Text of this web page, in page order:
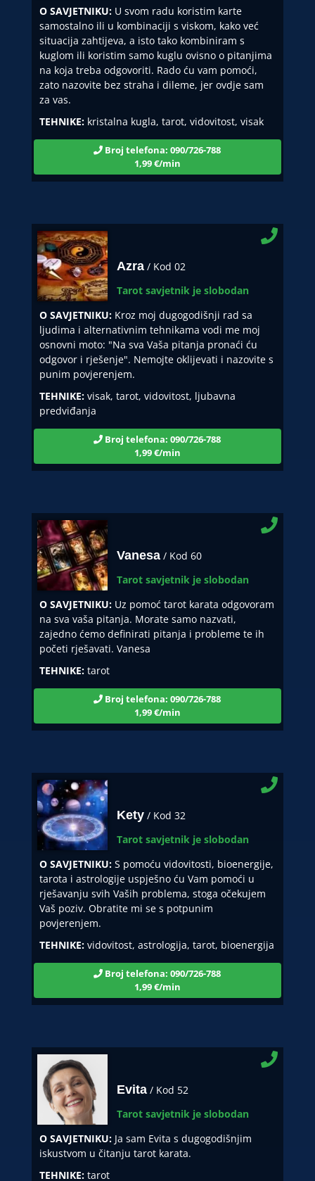
O SAVJETNIKU:U svom radu koristim karte
samostalno ili u kombinaciji s viskom, kako već
situacija zahtijeva, a isto tako kombiniram s
kuglom ili koristim samo kuglu ovisno o pitanjima
na koja treba odgovoriti. Rado ću vam pomoći,
zato nazovite bez straha i dileme, jer ovdje sam
za vas.
TEHNIKE:kristalna kugla, tarot, vidovitost, visak
Broj telefona: 090/726-788
1,99 €/min
Azra / Kod 02
Tarot savjetnik je slobodan
O SAVJETNIKU:Kroz moj dugogodišnji rad sa
ljudima i alternativnim tehnikama vodi me moj
osnovni moto: "Na sva Vaša pitanja pronaći ću
odgovor i rješenje". Nemojte oklijevati i nazovite s
punim povjerenjem.
TEHNIKE:visak, tarot, vidovitost, ljubavna
predviđanja
Broj telefona: 090/726-788
1,99 €/min
Vanesa / Kod 60
Tarot savjetnik je slobodan
O SAVJETNIKU:Uz pomoć tarot karata odgovoram
na sva vaša pitanja. Morate samo nazvati,
zajedno ćemo definirati pitanja i probleme te ih
početi rješavati. Vanesa
TEHNIKE:tarot
Broj telefona: 090/726-788
1,99 €/min
Kety / Kod 32
Tarot savjetnik je slobodan
O SAVJETNIKU:S pomoću vidovitosti, bioenergije,
tarota i astrologije uspješno ću Vam pomoći u
rješavanju svih Vaših problema, stoga očekujem
Vaš poziv. Obratite mi se s potpunim
povjerenjem.
TEHNIKE:vidovitost, astrologija, tarot, bioenergija
Broj telefona: 090/726-788
1,99 €/min
Evita / Kod 52
Tarot savjetnik je slobodan
O SAVJETNIKU:Ja sam Evita s dugogodišnjim
iskustvom u čitanju tarot karata.
TEHNIKE:tarot